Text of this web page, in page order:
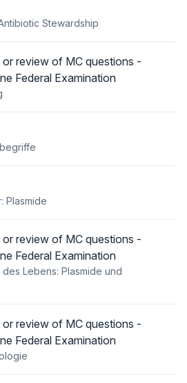
Stewardship
review of MC questions -
Federal Examination
Plasmide
review of MC questions -
Federal Examination
Lebens: Plasmide und
review of MC questions -
Federal Examination